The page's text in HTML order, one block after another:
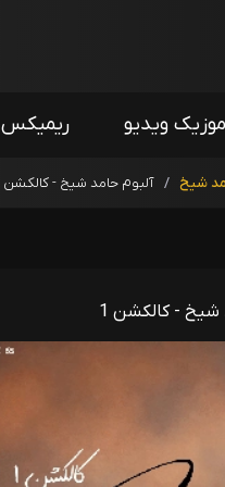
موزیک ویدیو ریمیکس
شیخ / آلبوم حامد شیخ - کالکشن 1
شیخ - کالکشن 1